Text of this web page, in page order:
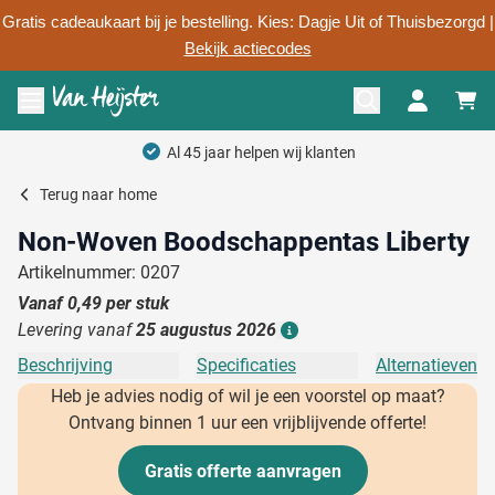
Gratis cadeaukaart bij je bestelling. Kies: Dagje Uit of Thuisbezorgd |
Bekijk actiecodes
Ga naar de inhoud
Menu openen
Terug naar home
Non-Woven Boodschappentas Liberty
Artikelnummer: 0207
Vanaf0,49 per stuk
Levering vanaf25 augustus 2026
Beschrijving Specificaties
Alternatieven
Heb je advies nodig of wil je een voorstel op maat?
Ontvang binnen 1 uur een vrijblijvende offerte!
Gratis offerte aanvragen